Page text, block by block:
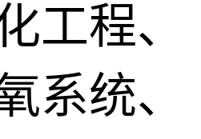
工程、
系统、